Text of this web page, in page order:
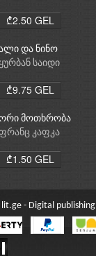
₾2.50 GEL
და ნინო
ყურბან საიდი
₾9.75 GEL
მოთხრობა
კაფკა
₾1.50 GEL
- Digital publishing